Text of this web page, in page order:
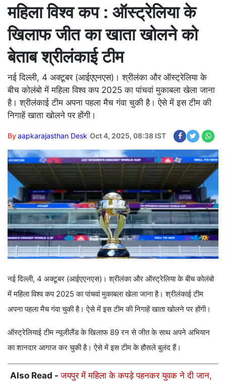
महिला विश्व कप : ऑस्ट्रेलिया के
खिलाफ जीत का खाता खोलने को
बेताब श्रीलंकाई टीम
नई दिल्ली, 4 अक्टूबर (आईएएनएस)। श्रीलंका और ऑस्ट्रेलिया के
बीच कोलंबो में महिला विश्व कप 2025 का पांचवां मुकाबला खेला जाना
है। श्रीलंकाई टीम अपना पहला मैच गंवा चुकी है। ऐसे में इस टीम की
निगाहें खाता खोलने पर होंगी।
Byaapkarajasthan Desk Oct 4, 2025, 08:38 IST
नई दिल्ली, 4 अक्टूबर (आईएएनएस)। श्रीलंका और ऑस्ट्रेलिया के बीच कोलंबो
में महिला विश्व कप 2025 का पांचवां मुकाबला खेला जाना है। श्रीलंकाई टीम
अपना पहला मैच गंवा चुकी है। ऐसे में इस टीम की निगाहें खाता खोलने पर होंगी।
ऑस्ट्रेलियाई टीम न्यूजीलैंड के खिलाफ 89 रन से जीत के साथ अपने अभियान
का शानदार आगाज कर चुकी है। ऐसे में इस टीम के हौसले बुलंद हैं।
Also Read -जयपुर में महिला के कपड़े पहनकर युवक ने दी जान,